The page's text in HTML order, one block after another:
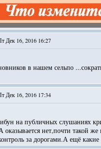
Дек 16, 2016 16:27
в нашем сельпо
Дек 16, 2016 17:34
на публичных слушаниях
нет,почти такой
за дорогами.А ещё